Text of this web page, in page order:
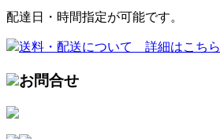
配達日・時間指定が可能です。
送料・配送について 詳細はこちら
お問合せ